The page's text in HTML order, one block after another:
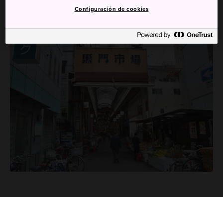
Configuración de cookies